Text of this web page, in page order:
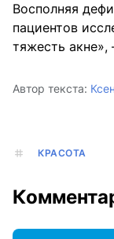
Восполняя
пациентов
тяжесть
Автор текста:
КРАСОТА